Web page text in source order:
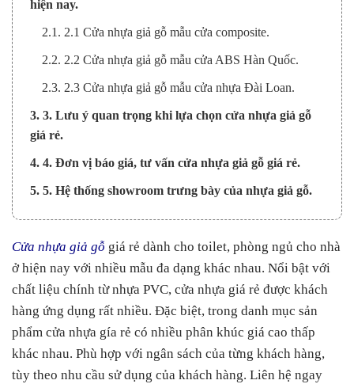
hiện nay.
2.1. 2.1 Cửa nhựa giả gỗ mẫu cửa composite.
2.2. 2.2 Cửa nhựa giả gỗ mẫu cửa ABS Hàn Quốc.
2.3. 2.3 Cửa nhựa giả gỗ mẫu cửa nhựa Đài Loan.
3. 3. Lưu ý quan trọng khi lựa chọn cửa nhựa giả gỗ
giá rẻ.
4. 4. Đơn vị báo giá, tư vấn cửa nhựa giả gỗ giá rẻ.
5. 5. Hệ thống showroom trưng bày của nhựa giả gỗ.
Cửa nhựa giả gỗ giá rẻ dành cho toilet, phòng ngủ cho nhà
ở hiện nay với nhiều mẫu đa dạng khác nhau. Nổi bật với
chất liệu chính từ nhựa PVC, cửa nhựa giá rẻ được khách
hàng ứng dụng rất nhiều. Đặc biệt, trong danh mục sản
phẩm cửa nhựa gía rẻ có nhiều phân khúc giá cao thấp
khác nhau. Phù hợp với ngân sách của từng khách hàng,
tùy theo nhu cầu sử dụng của khách hàng. Liên hệ ngay